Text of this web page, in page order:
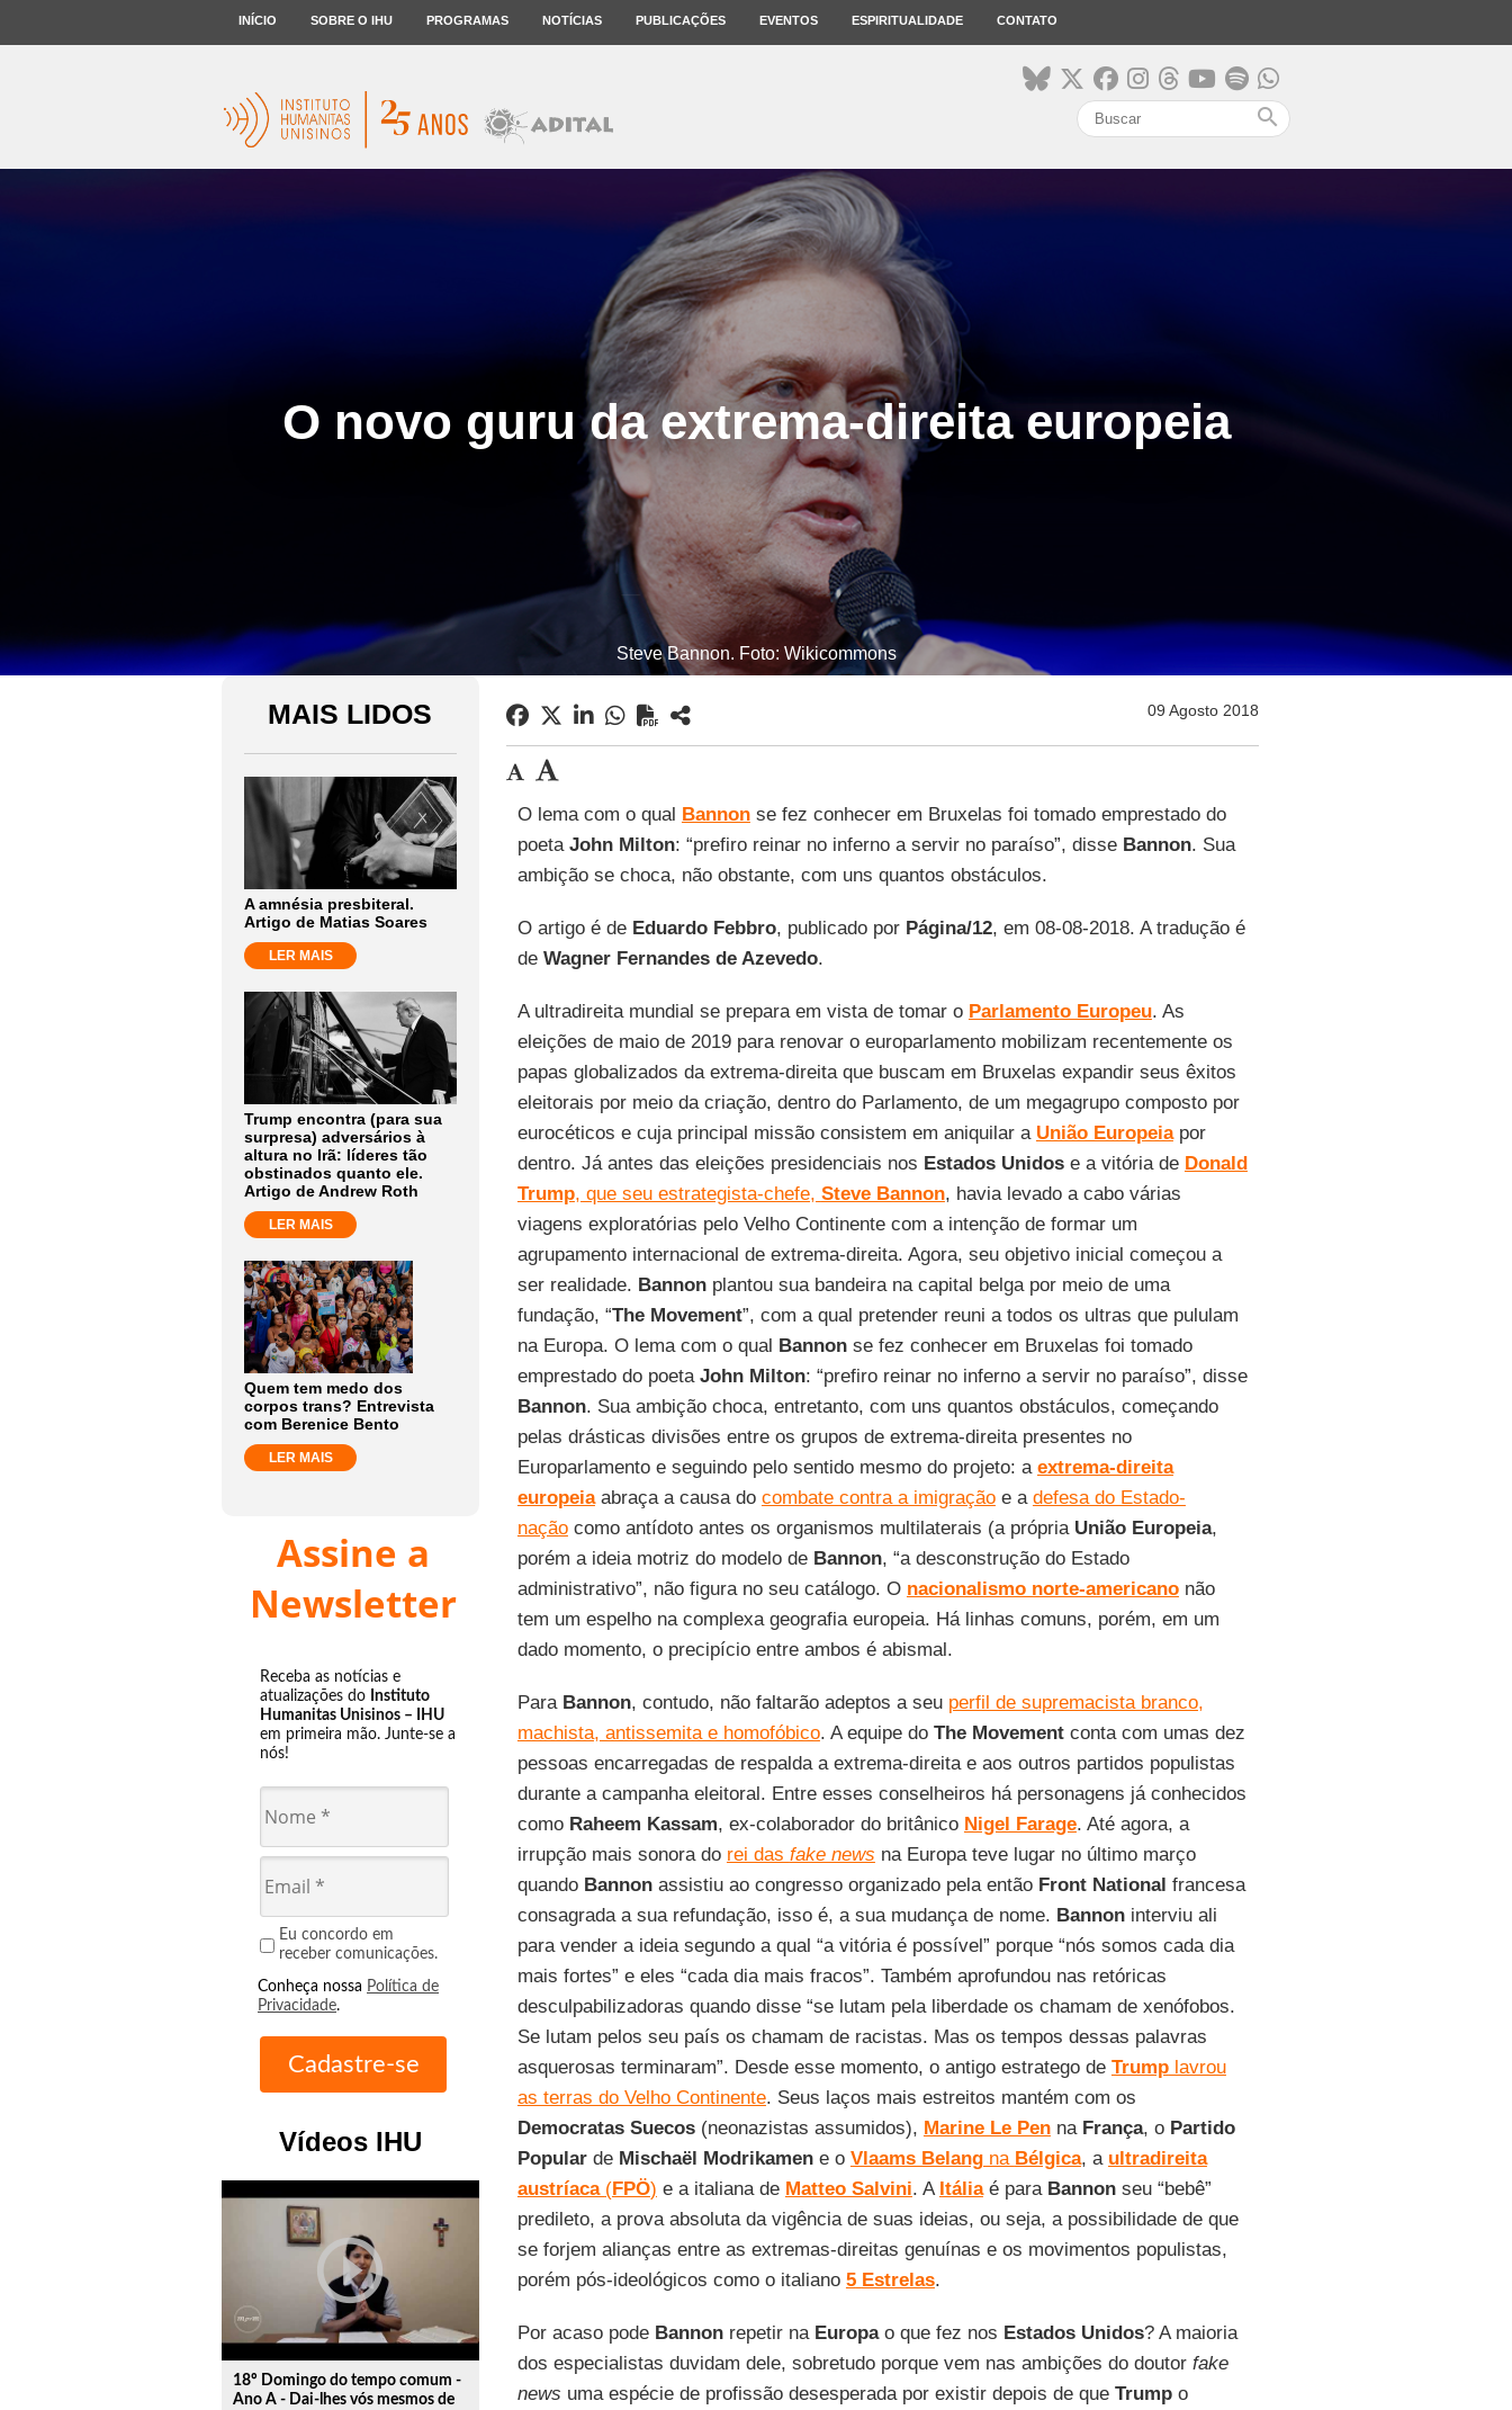
INÍCIO SOBRE O IHU PROGRAMAS NOTÍCIAS PUBLICAÇÕES EVENTOS ESPIRITUALIDADE CONTATO
search
O novo guru da extrema-direita europeia
Steve Bannon. Foto: Wikicommons
MAIS LIDOS
A amnésia presbiteral.
Artigo de Matias Soares
LER MAIS
Trump encontra (para sua
surpresa) adversários à
altura no Irã: líderes tão
obstinados quanto ele.
Artigo de Andrew Roth
LER MAIS
Quem tem medo dos
corpos trans? Entrevista
com Berenice Bento
LER MAIS
Assine a
Newsletter
Receba as notícias e
atualizações do Instituto
Humanitas Unisinos – IHU
em primeira mão. Junte-se a
nós!
Eu concordo em
receber comunicações.
Conheça nossa Política de
Privacidade.
Vídeos IHU
play_circle_outline
18º Domingo do tempo comum -
Ano A - Dai-lhes vós mesmos de
09 Agosto 2018
O lema com o qual Bannonse fez conhecer em Bruxelas foi tomado emprestado do
poeta John Milton: “prefiro reinar no inferno a servir no paraíso”, disse Bannon. Sua
ambição se choca, não obstante, com uns quantos obstáculos.
O artigo é de Eduardo Febbro, publicado por Página/12, em 08-08-2018. A tradução é
de Wagner Fernandes de Azevedo.
A ultradireita mundial se prepara em vista de tomar o Parlamento Europeu. As
eleições de maio de 2019 para renovar o europarlamento mobilizam recentemente os
papas globalizados da extrema-direita que buscam em Bruxelas expandir seus êxitos
eleitorais por meio da criação, dentro do Parlamento, de um megagrupo composto por
eurocéticos e cuja principal missão consistem em aniquilar a União Europeiapor
dentro. Já antes das eleições presidenciais nos Estados Unidose a vitória de Donald
Trump, que seu estrategista-chefe, Steve Bannon, havia levado a cabo várias
viagens exploratórias pelo Velho Continente com a intenção de formar um
agrupamento internacional de extrema-direita. Agora, seu objetivo inicial começou a
ser realidade. Bannonplantou sua bandeira na capital belga por meio de uma
fundação, “The Movement”, com a qual pretender reuni a todos os ultras que pululam
na Europa. O lema com o qual Bannonse fez conhecer em Bruxelas foi tomado
emprestado do poeta John Milton: “prefiro reinar no inferno a servir no paraíso”, disse
Bannon. Sua ambição choca, entretanto, com uns quantos obstáculos, começando
pelas drásticas divisões entre os grupos de extrema-direita presentes no
Europarlamento e seguindo pelo sentido mesmo do projeto: a extrema-direita
europeiaabraça a causa do combate contra a imigraçãoe a defesa do Estado-
naçãocomo antídoto antes os organismos multilaterais (a própria União Europeia,
porém a ideia motriz do modelo de Bannon, “a desconstrução do Estado
administrativo”, não figura no seu catálogo. O nacionalismo norte-americanonão
tem um espelho na complexa geografia europeia. Há linhas comuns, porém, em um
dado momento, o precipício entre ambos é abismal.
Para Bannon, contudo, não faltarão adeptos a seu perfil de supremacista branco,
machista, antissemita e homofóbico. A equipe do The Movementconta com umas dez
pessoas encarregadas de respalda a extrema-direita e aos outros partidos populistas
durante a campanha eleitoral. Entre esses conselheiros há personagens já conhecidos
como Raheem Kassam, ex-colaborador do britânico Nigel Farage. Até agora, a
irrupção mais sonora do rei das fake news na Europa teve lugar no último março
quando Bannonassistiu ao congresso organizado pela então Front National francesa
consagrada a sua refundação, isso é, a sua mudança de nome. Bannoninterviu ali
para vender a ideia segundo a qual “a vitória é possível” porque “nós somos cada dia
mais fortes” e eles “cada dia mais fracos”. Também aprofundou nas retóricas
desculpabilizadoras quando disse “se lutam pela liberdade os chamam de xenófobos.
Se lutam pelos seu país os chamam de racistas. Mas os tempos dessas palavras
asquerosas terminaram”. Desde esse momento, o antigo estratego de Trumplavrou
as terras do Velho Continente. Seus laços mais estreitos mantém com os
Democratas Suecos(neonazistas assumidos), Marine Le Penna França, o Partido
Popularde Mischaël Modrikamene o Vlaams Belangna Bélgica, a ultradireita
austríaca (FPÖ) e a italiana de Matteo Salvini. A Itáliaé para Bannonseu “bebê”
predileto, a prova absoluta da vigência de suas ideias, ou seja, a possibilidade de que
se forjem alianças entre as extremas-direitas genuínas e os movimentos populistas,
porém pós-ideológicos como o italiano 5 Estrelas.
Por acaso pode Bannonrepetir na Europao que fez nos Estados Unidos? A maioria
dos especialistas duvidam dele, sobretudo porque vem nas ambições do doutor fake
news uma espécie de profissão desesperada por existir depois de que Trumpo